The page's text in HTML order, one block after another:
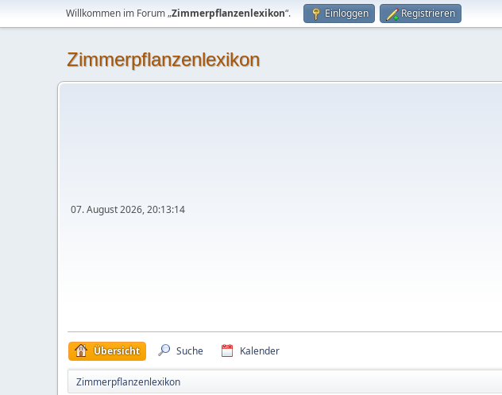
Willkommen im Forum „Zimmerpflanzenlexikon“. Einloggen Registrieren
Zimmerpflanzenlexikon
07. August 2026, 20:13:14
Übersicht Suche Kalender
Zimmerpflanzenlexikon